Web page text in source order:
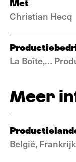
Christian Hecq
La Boîte,…
Meer
België, Frankrijk